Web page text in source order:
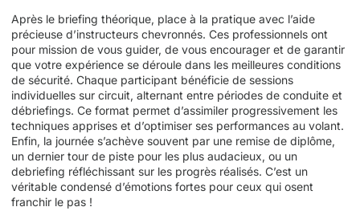
Après le briefing théorique, place à la pratique avec l’aide
précieuse d’instructeurs chevronnés. Ces professionnels ont
pour mission de vous guider, de vous encourager et de garantir
que votre expérience se déroule dans les meilleures conditions
de sécurité. Chaque participant bénéficie de sessions
individuelles sur circuit, alternant entre périodes de conduite et
débriefings. Ce format permet d’assimiler progressivement les
techniques apprises et d’optimiser ses performances au volant.
Enfin, la journée s’achève souvent par une remise de diplôme,
un dernier tour de piste pour les plus audacieux, ou un
debriefing réfléchissant sur les progrès réalisés. C’est un
véritable condensé d’émotions fortes pour ceux qui osent
franchir le pas !